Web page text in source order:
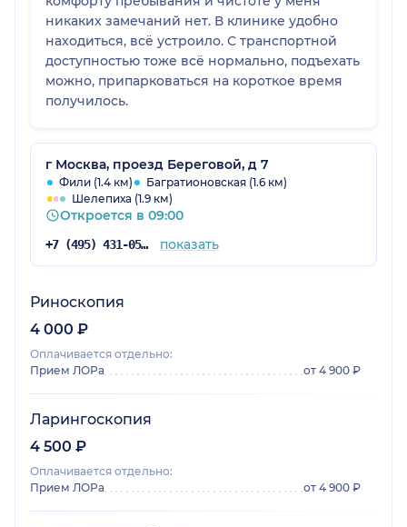
никаких замечаний нет. В клинике удобно
находиться, всё устроило. С транспортной
доступностью тоже всё нормально, подъехать
можно, припарковаться на короткое время
получилось.
г Москва, проезд Береговой, д 7
Фили (1.4 км)
Багратионовская (1.6 км)
Шелепиха (1.9 км)
Откроется в 09:00
+7 (495) 431-05-68 показать
Риноскопия
4 000 ₽
Оплачивается отдельно:
Прием ЛОРа
от 4 900 ₽
Ларингоскопия
4 500 ₽
Оплачивается отдельно:
Прием ЛОРа
от 4 900 ₽